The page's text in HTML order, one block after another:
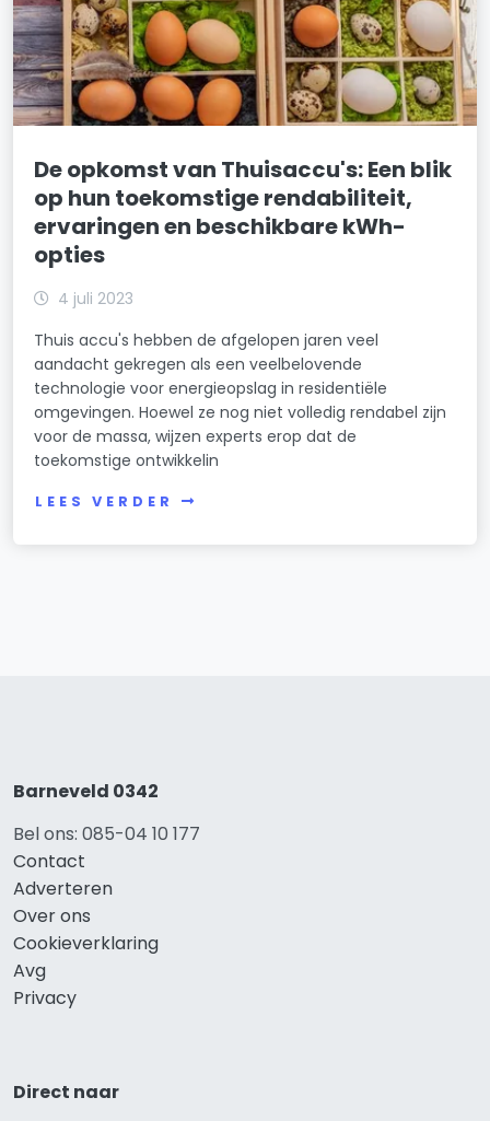
De opkomst van Thuisaccu's: Een blik
op hun toekomstige rendabiliteit,
ervaringen en beschikbare kWh-
opties
4 juli 2023
Thuis accu's hebben de afgelopen jaren veel
aandacht gekregen als een veelbelovende
technologie voor energieopslag in residentiële
omgevingen. Hoewel ze nog niet volledig rendabel zijn
voor de massa, wijzen experts erop dat de
toekomstige ontwikkelin
LEES VERDER
Barneveld 0342
Bel ons: 085-04 10 177
Contact
Adverteren
Over ons
Cookieverklaring
Avg
Privacy
Direct naar